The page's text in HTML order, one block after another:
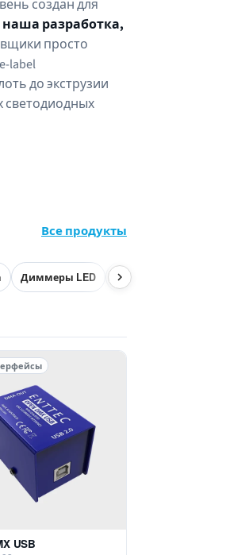
создан для
наша разработка,
просто
label
до экструзии
светодиодных
Все продукты
Диммеры LED DMX по Ethernet
USB